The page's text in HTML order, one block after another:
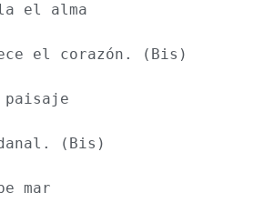
el alma
el corazón. (Bis)
(Bis)
mar